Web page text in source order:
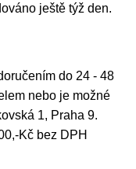
ještě týž den.
do 24 - 48
nebo je možné
1, Praha 9.
Kč bez DPH